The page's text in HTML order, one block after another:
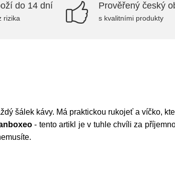
do 14 dní
rizika
Prověřený český
s kvalitními produkty
šálek kávy. Má praktickou rukojeť a víčko,
- tento artikl je v tuhle chvíli za